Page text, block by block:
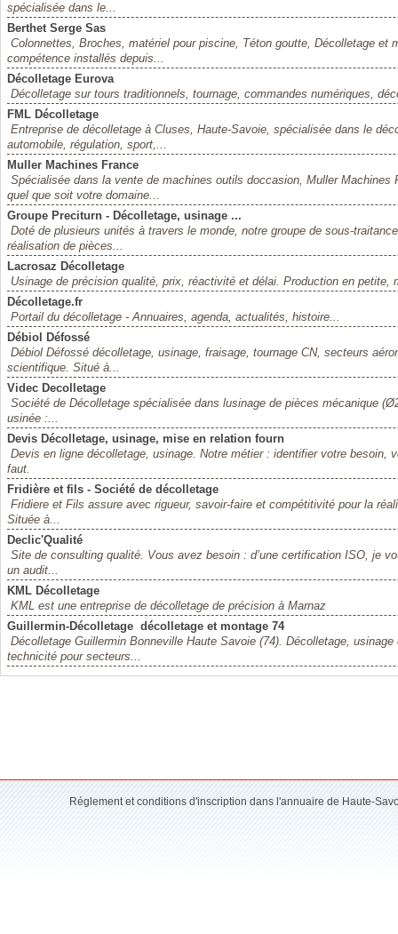
spécialisée dans le...
Berthet Serge Sas
Colonnettes, Broches, matériel pour piscine, Téton goutte, Décolletage et
compétence installés depuis...
Décolletage Eurova
Décolletage sur tours traditionnels, tournage, commandes numériques,
FML Décolletage
Entreprise de décolletage à Cluses, Haute-Savoie, spécialisée dans le
automobile, régulation, sport,...
Muller Machines France
Spécialisée dans la vente de machines outils doccasion, Muller
quel que soit votre domaine...
Groupe Preciturn - Décolletage, usinage ...
Doté de plusieurs unités à travers le monde, notre groupe de sous-
réalisation de pièces...
Lacrosaz Décolletage
Usinage de précision qualité, prix, réactivité et délai. Production en
Décolletage.fr
Portail du décolletage - Annuaires, agenda, actualités, histoire...
Débiol Défossé
Débiol Défossé décolletage, usinage, fraisage, tournage CN, secteurs
scientifique. Situé à...
Videc Decolletage
Société de Décolletage spécialisée dans lusinage de pièces mécanique
usinée :...
Devis Décolletage, usinage, mise en relation fourn
Devis en ligne décolletage, usinage. Notre métier : identifier votre besoin,
faut.
Fridière et fils - Société de décolletage
Fridiere et Fils assure avec rigueur, savoir-faire et compétitivité pour la
Située à...
Declic'Qualité
Site de consulting qualité. Vous avez besoin : d’une certification ISO, je
un audit...
KML Décolletage
KML est une entreprise de décolletage de précision à Marnaz
Guillermin-Décolletage  décolletage et montage 74
Décolletage Guillermin Bonneville Haute Savoie (74). Décolletage,
technicité pour secteurs...
Réglement et conditions d'inscription dans l'annuaire de Haute-